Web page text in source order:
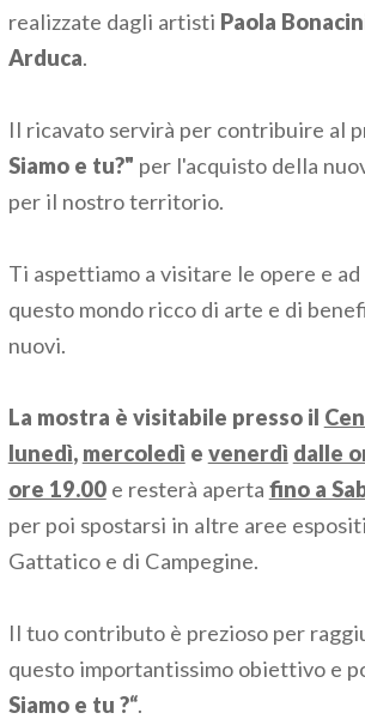
realizzate dagli artisti Paola
Arduca.
Il ricavato servirà per contribuire al
Siamo e tu?" per l'acquisto della
per il nostro territorio.
Ti aspettiamo a visitare le opere e
questo mondo ricco di arte e di
nuovi.
La mostra è visitabile presso il
lunedì, mercoledì e venerdì dalle
ore 19.00e resterà aperta fino a
per poi spostarsi in altre aree
Gattatico e di Campegine.
Il tuo contributo è prezioso per
questo importantissimo obiettivo e
Siamo e tu ?“.